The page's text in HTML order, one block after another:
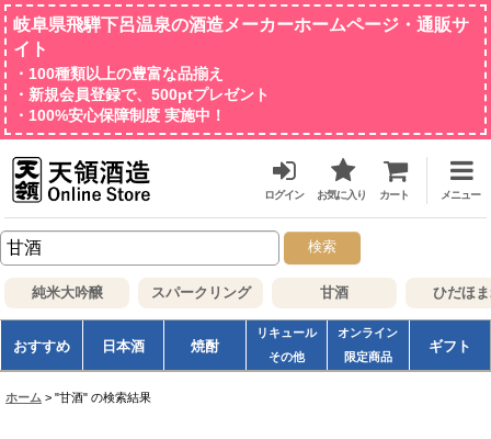
岐阜県飛騨下呂温泉の酒造メーカーホームページ・通販サ
イト
・100種類以上の豊富な品揃え
・新規会員登録で、500ptプレゼント
・100%安心保障制度 実施中！
ログイン お気に入り カート メニュー
検索
純米大吟醸 スパークリング 甘酒 ひだほま
おすすめ 日本酒 焼酎
リキュール
その他
オンライン
限定商品
ギフト
ホーム > "甘酒" の検索結果